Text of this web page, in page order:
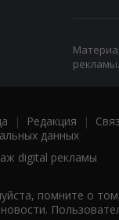
рекламы.
| Редакция |
данных
digital рекламы
помните о